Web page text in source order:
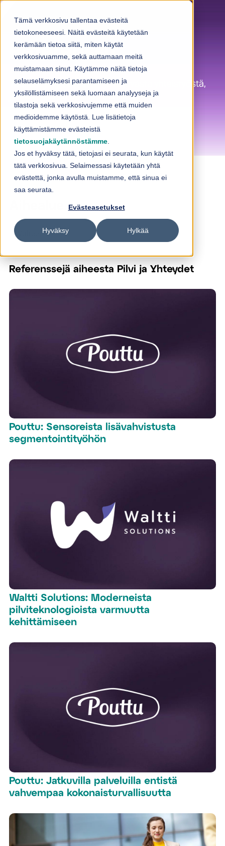
Tämä verkkosivu tallentaa evästeitä
tietokoneeseesi. Näitä evästeitä käytetään
kerämään tietoa siitä, miten käytät
verkkosivuamme, sekä auttamaan meitä
muistamaan sinut. Käytämme näitä tietoja
selauselämyksesi parantamiseen ja
yksilöllistämiseen sekä luomaan analyyseja ja
tilastoja sekä verkkosivujemme että muiden
medioidemme käytöstä. Lue lisätietoja
käyttämistämme evästeistä
tietosuojakäytännöstämme
Jos et hyväksy tätä, tietojasi ei seurata, kun käytät
tätä verkkosivua. Selaimessasi käytetään yhtä
evästettä, jonka avulla muistamme, että sinua ei
saa seurata.
Evästeasetukset
Hyväksy Hylkää
Referenssit
Täältä löytyy esimerkkejä sujuvasta yhteistyöstä,
jonka ansiosta asiakas onnistuu.
Referenssejä aiheesta Pilvi ja Yhteydet
Pouttu: Sensoreista lisävahvistusta
segmentointityöhön
Waltti Solutions: Moderneista
pilviteknologioista varmuutta
kehittämiseen
Pouttu: Jatkuvilla palveluilla entistä
vahvempaa kokonaisturvallisuutta